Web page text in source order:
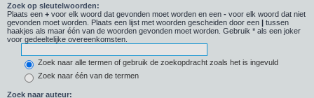
Zoek op sleutelwoorden:
Plaats een + voor elk woord dat gevonden moet worden en een - voor elk woord dat niet
gevonden moet worden. Plaats een lijst met woorden gescheiden door een | tussen
haakjes als maar één van de woorden gevonden moet worden. Gebruik * als een joker
voor gedeeltelijke overeenkomsten.
Zoek naar alle termen of gebruik de zoekopdracht zoals het is ingevuld
Zoek naar één van de termen
Zoek naar auteur: